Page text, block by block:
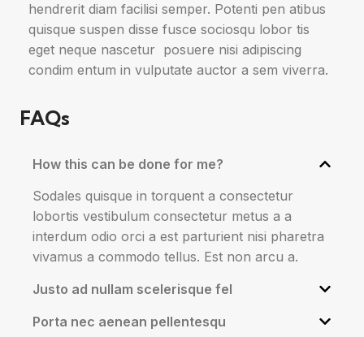
hendrerit diam facilisi semper. Potenti pen atibus
quisque suspen disse fusce sociosqu lobor tis
eget neque nascetur posuere nisi adipiscing
condim entum in vulputate auctor a sem viverra.
FAQs
How this can be done for me?
Sodales quisque in torquent a consectetur
lobortis vestibulum consectetur metus a a
interdum odio orci a est parturient nisi pharetra
vivamus a commodo tellus. Est non arcu a.
Justo ad nullam scelerisque fel
Porta nec aenean pellentesqu